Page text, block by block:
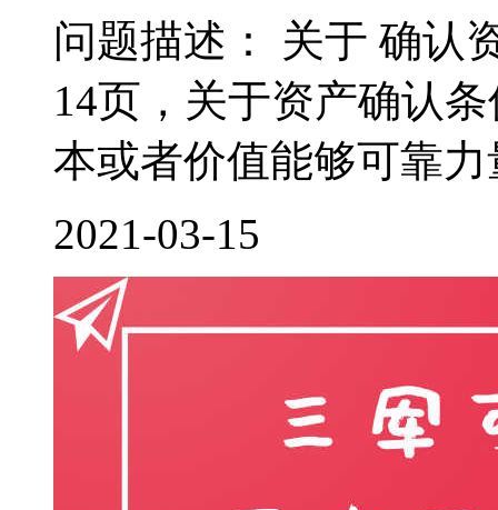
问题描述： 关于 确认
14页，关于资产确认
本或者价值能够可靠
2021-03-15